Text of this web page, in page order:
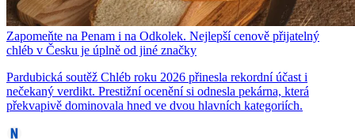
Zapomeňte na Penam i na Odkolek. Nejlepší cenově přijatelný
chléb v Česku je úplně od jiné značky
Pardubická soutěž Chléb roku 2026 přinesla rekordní účast i
nečekaný verdikt. Prestižní ocenění si odnesla pekárna, která
překvapivě dominovala hned ve dvou hlavních kategoriích.